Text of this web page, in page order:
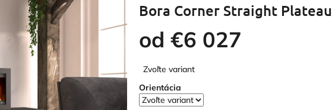
Bora Corner Straight Plateau
od €6 027
cena:
Zvoľte variant
Orientácia